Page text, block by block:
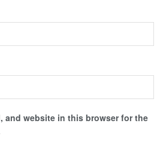
and website in this browser for the